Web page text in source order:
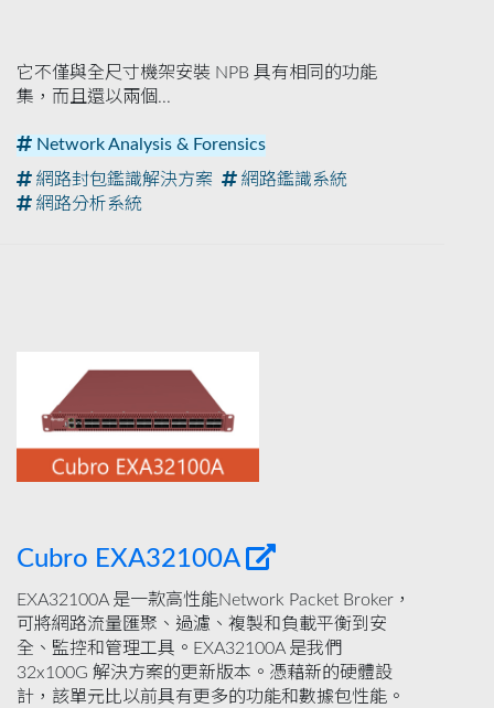
它不僅與全尺寸機架安裝 NPB 具有相同的功能
集，而且還以兩個...
Network Analysis & Forensics
網路封包鑑識解決方案
網路鑑識系統
網路分析系統
Cubro EXA32100A
EXA32100A 是一款高性能Network Packet Broker，
可將網路流量匯聚、過濾、複製和負載平衡到安
全、監控和管理工具。EXA32100A 是我們
32x100G 解決方案的更新版本。憑藉新的硬體設
計，該單元比以前具有更多的功能和數據包性能。